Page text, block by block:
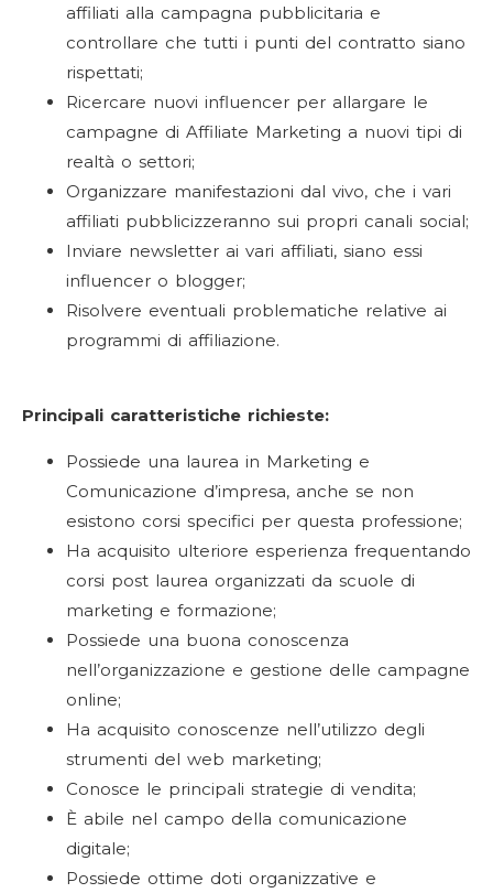
affiliati alla campagna pubblicitaria e
controllare che tutti i punti del contratto siano
rispettati;
Ricercare nuovi influencer per allargare le
campagne di Affiliate Marketing a nuovi tipi di
realtà o settori;
Organizzare manifestazioni dal vivo, che i vari
affiliati pubblicizzeranno sui propri canali social;
Inviare newsletter ai vari affiliati, siano essi
influencer o blogger;
Risolvere eventuali problematiche relative ai
programmi di affiliazione.
Principali caratteristiche richieste:
Possiede una laurea in Marketing e
Comunicazione d’impresa, anche se non
esistono corsi specifici per questa professione;
Ha acquisito ulteriore esperienza frequentando
corsi post laurea organizzati da scuole di
marketing e formazione;
Possiede una buona conoscenza
nell’organizzazione e gestione delle campagne
online;
Ha acquisito conoscenze nell’utilizzo degli
strumenti del web marketing;
Conosce le principali strategie di vendita;
È abile nel campo della comunicazione
digitale;
Possiede ottime doti organizzative e